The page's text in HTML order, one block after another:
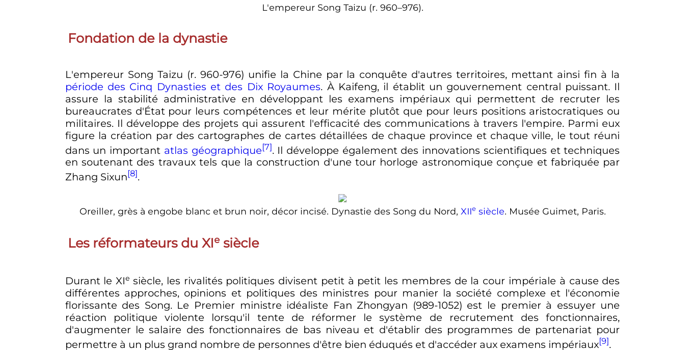
L'empereur Song Taizu (r. 960–976).
Fondation de la dynastie
L'empereur Song Taizu (r. 960-976) unifie la Chine par la conquête d'autres territoires, mettant ainsi fin à la
période des Cinq Dynasties et des Dix Royaumes. À Kaifeng, il établit un gouvernement central puissant. Il
assure la stabilité administrative en développant les examens impériaux qui permettent de recruter les
bureaucrates d'État pour leurs compétences et leur mérite plutôt que pour leurs positions aristocratiques ou
militaires. Il développe des projets qui assurent l'efficacité des communications à travers l'empire. Parmi eux
figure la création par des cartographes de cartes détaillées de chaque province et chaque ville, le tout réuni
dans un important atlas géographique[7]. Il développe également des innovations scientifiques et techniques
en soutenant des travaux tels que la construction d'une tour horloge astronomique conçue et fabriquée par
Zhang Sixun[8].
Oreiller, grès à engobe blanc et brun noir, décor incisé. Dynastie des Song du Nord, XIIe siècle. Musée Guimet, Paris.
Les réformateurs du XIe siècle
Durant le XIe siècle, les rivalités politiques divisent petit à petit les membres de la cour impériale à cause des
différentes approches, opinions et politiques des ministres pour manier la société complexe et l'économie
florissante des Song. Le Premier ministre idéaliste Fan Zhongyan (989-1052) est le premier à essuyer une
réaction politique violente lorsqu'il tente de réformer le système de recrutement des fonctionnaires,
d'augmenter le salaire des fonctionnaires de bas niveau et d'établir des programmes de partenariat pour
permettre à un plus grand nombre de personnes d'être bien éduqués et d'accéder aux examens impériaux[9].